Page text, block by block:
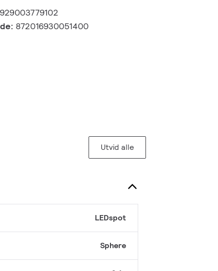
929003779102
872016930051400
Utvid alle
LEDspot
Sphere